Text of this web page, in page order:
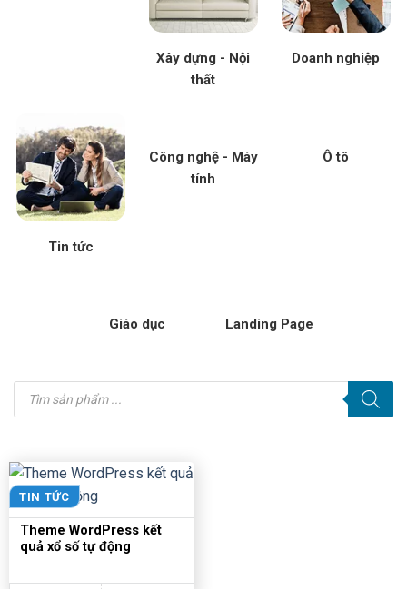
Xây dựng - Nội
thất
Doanh nghiệp
Tin tức
Công nghệ - Máy
tính
Ô tô
Giáo dục Landing Page
Tìm
kiếm
sản
TIN TỨC
Theme WordPress kết
quả xổ số tự động